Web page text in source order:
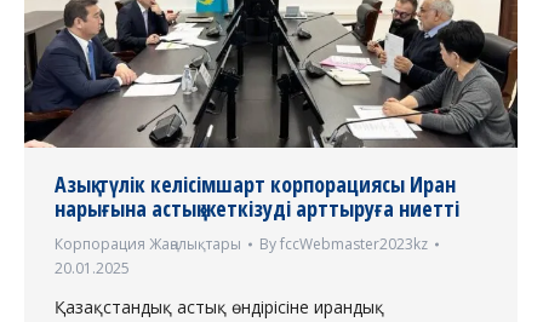
Азық-түлік келісімшарт корпорациясы Иран
нарығына астық жеткізуді арттыруға ниетті
Корпорация Жаңалықтары ByfccWebmaster2023kz
20.01.2025
Қазақстандық астық өндірісіне ирандық